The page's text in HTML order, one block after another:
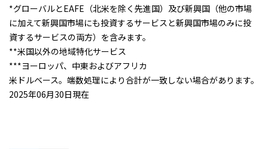
*グローバルとEAFE（北米を除く先進国）及び新興国（他の市場
に加えて新興国市場にも投資するサービスと新興国市場のみに投
資するサービスの両方）を含みます。
**米国以外の地域特化サービス
***ヨーロッパ、中東およびアフリカ
米ドルベース。端数処理により合計が一致しない場合があります。
2025年06月30日現在